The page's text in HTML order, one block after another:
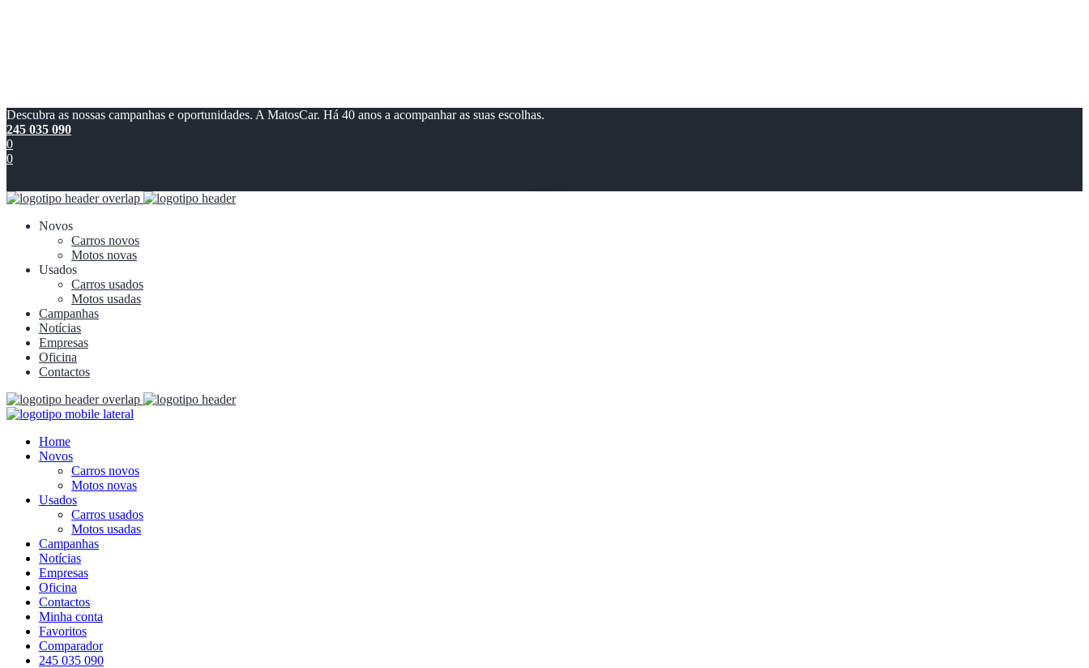
Descubra as nossas campanhas e oportunidades. A MatosCar. Há 40 anos a acompanhar as suas escolhas.
245 035 090
0
0
Novos
Carros novos
Motos novas
Usados
Carros usados
Motos usadas
Campanhas
Notícias
Empresas
Oficina
Contactos
Home
Novos
Carros novos
Motos novas
Usados
Carros usados
Motos usadas
Campanhas
Notícias
Empresas
Oficina
Contactos
Minha conta
Favoritos
Comparador
245 035 090